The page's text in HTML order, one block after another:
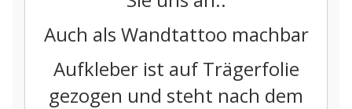
Auch als Wandtattoo machbar
Aufkleber ist auf Trägerfolie
gezogen und steht nach dem